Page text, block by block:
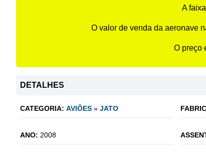
A
O valor de venda da aeronave
O preço
DETALHES
CATEGORIA: AVIÕES » JATO
ANO: 2008